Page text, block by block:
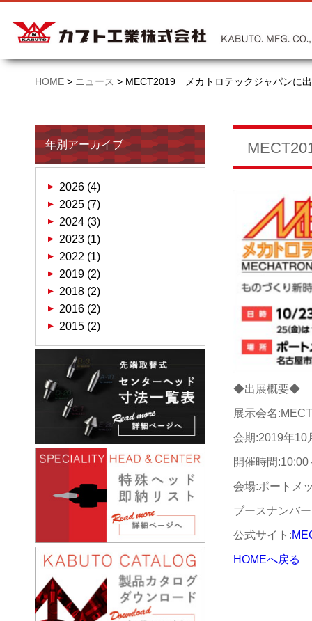
HOME > ニュース > MECT2019 メカトロテックジャパンに
年別アーカイブ
2026 (4)
2025 (7)
2024 (3)
2023 (1)
2022 (1)
2019 (2)
2018 (2)
2016 (2)
2015 (2)
◆出展概要◆
展示会名
会期:2019年10
開催時間:10:00
会場:ポートメ
ブースナンバ
公式サイト:
HOMEへ戻る